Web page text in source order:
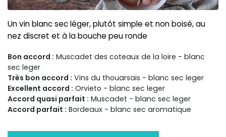
Un vin blanc sec léger, plutôt simple et non boisé, au
nez discret et à la bouche peu ronde
Bon accord : Muscadet des coteaux de la loire - blanc
sec leger
Très bon accord : Vins du thouarsais - blanc sec leger
Excellent accord : Orvieto - blanc sec leger
Accord quasi parfait : Muscadet - blanc sec leger
Accord parfait : Bordeaux - blanc sec aromatique